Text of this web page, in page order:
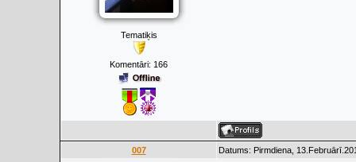
Tematiķis
Komentāri: 166
007 Datums: Pirmdiena,